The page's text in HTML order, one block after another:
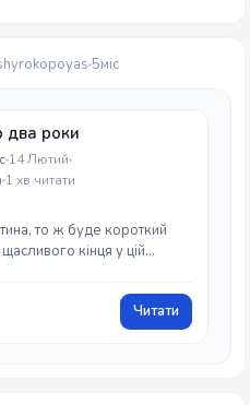
5міс
роки
14 Лютий
1 хв читати
то ж буде короткий
кінця у цій
Читати